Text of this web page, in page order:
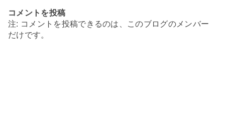
コメントを投稿
注: コメントを投稿できるのは、このブログのメンバー
だけです。